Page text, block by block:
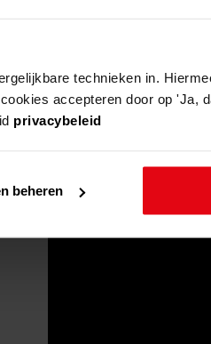
technieken in.
accepteren door op 'Ja,
privacybeleid
beheren